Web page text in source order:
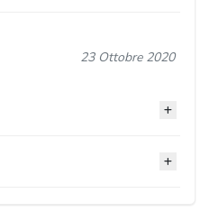
23 Ottobre 2020